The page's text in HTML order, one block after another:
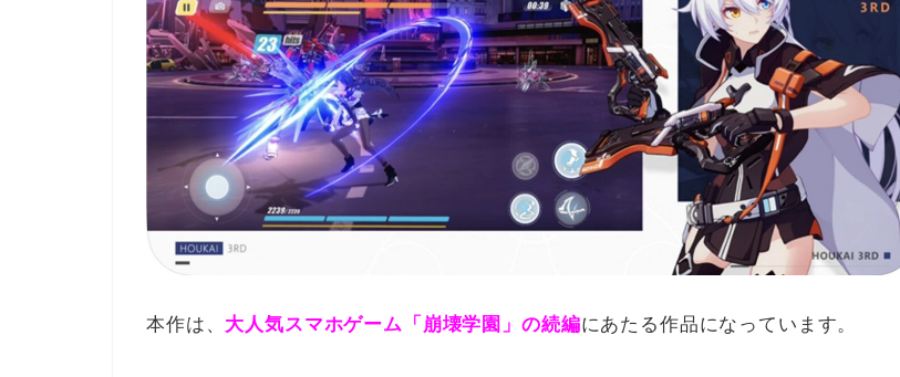
本作は、 大人気スマホゲーム「崩壊学園」の続編にあたる作品になっています。